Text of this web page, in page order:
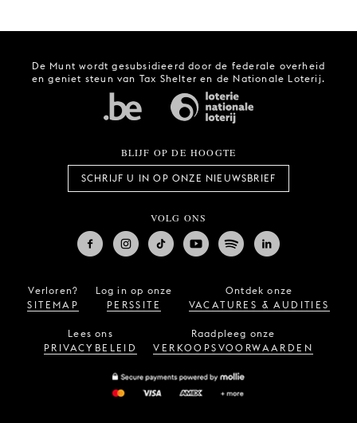
De Munt wordt gesubsidieerd door de federale overheid
en geniet steun van Tax Shelter en de Nationale Loterij.
BLIJF OP DE HOOGTE
SCHRIJF U IN OP ONZE NIEUWSBRIEF
VOLG ONS
Verloren?
SITEMAP
Log in op onze
PERSSITE
Ontdek onze
VACATURES & AUDITIES
Lees ons
PRIVACYBELEID
Raadpleeg onze
VERKOOPSVOORWAARDEN